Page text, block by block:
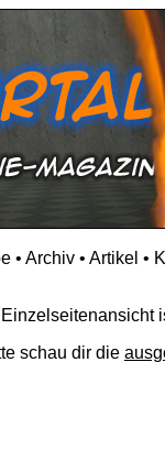
• Archiv• Artikel •
schau dir die